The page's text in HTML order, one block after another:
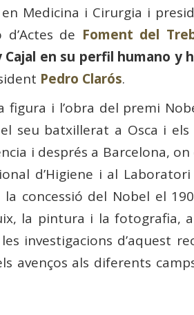
Medicina i Cirurgia i
de Foment del
Cajal en su perfil humano y
Pedro Clarós.
figura i l’obra del premi
seu batxillerat a Osca i
i després a Barcelona,
d’Higiene i al Laboratori
concessió del Nobel el
la pintura i la fotografia,
investigacions d’aquest
avenços als diferents